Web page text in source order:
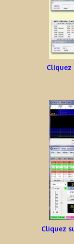
Cliquez
Cliquez